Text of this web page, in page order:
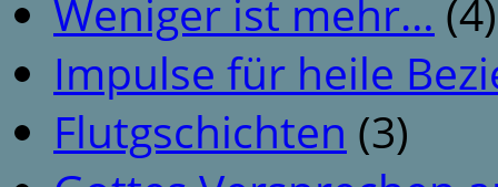
Weniger ist mehr… (4)
Impulse für heile
Flutgschichten (3)